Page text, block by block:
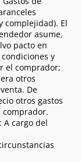
complejidad). El
asume,
pacto en
y
el comprador;
otros
De
otros gastos
cargo del